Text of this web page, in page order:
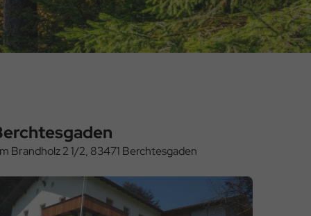
Brandholz 2 1/2, 83471 Berchtesgaden